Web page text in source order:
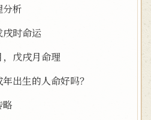
析
戌时命运
戊戌月命理
出生的人命好吗？
略